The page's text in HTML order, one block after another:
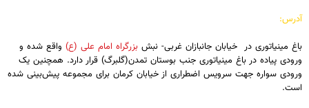
آدرس:
باغ مینیاتوری در خیابان جانبازان غربی- نبش بزرگراه امام علی (ع) واقع شده و
ورودی پیاده در باغ مینیاتوری جنب بوستان تمدن(گلبرگ) قرار دارد. همچنین یک
ورودی سواره جهت سرویس اضطراری از خیابان کرمان برای مجموعه پیش‌بینی شده
است.